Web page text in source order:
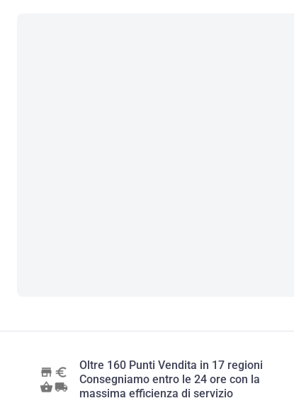
Oltre 160 Punti Vendita in 17 regioni
Consegniamo entro le 24 ore con la
massima efficienza di servizio